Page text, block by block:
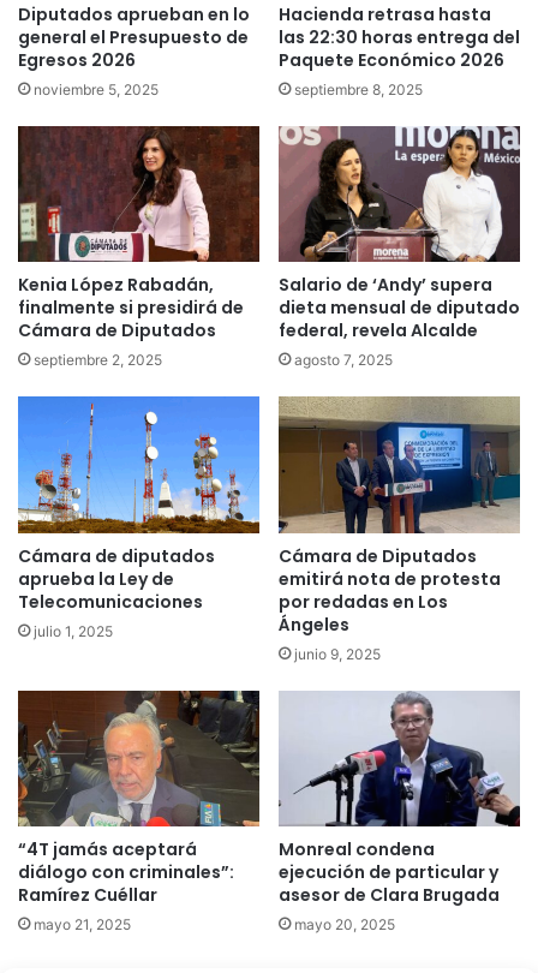
Diputados aprueban en lo
general el Presupuesto de
Egresos 2026
noviembre 5, 2025
Hacienda retrasa hasta
las 22:30 horas entrega del
Paquete Económico 2026
septiembre 8, 2025
Kenia López Rabadán,
finalmente si presidirá de
Cámara de Diputados
septiembre 2, 2025
Salario de ‘Andy’ supera
dieta mensual de diputado
federal, revela Alcalde
agosto 7, 2025
Cámara de diputados
aprueba la Ley de
Telecomunicaciones
julio 1, 2025
Cámara de Diputados
emitirá nota de protesta
por redadas en Los
Ángeles
junio 9, 2025
“4T jamás aceptará
diálogo con criminales”:
Ramírez Cuéllar
mayo 21, 2025
Monreal condena
ejecución de particular y
asesor de Clara Brugada
mayo 20, 2025